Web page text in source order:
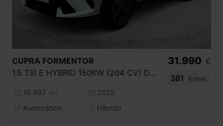
CUPRA FORMENTOR
1.5 TSI E HYBRID 150KW (204 CV) DSG
16.487 km
2025
Automático
Híbrido
31.990 €
381
€/mes